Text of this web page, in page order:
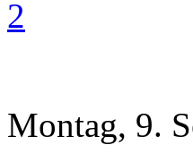
2
Montag, 9.